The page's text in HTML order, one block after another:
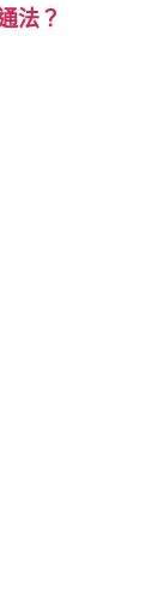
法？